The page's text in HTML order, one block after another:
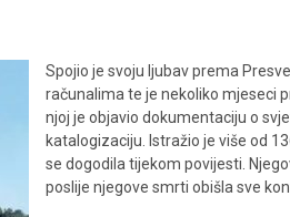
Spojio je svoju ljubav prema
računalima te je nekoliko mjeseci
njoj je objavio dokumentaciju o
katalogizaciju. Istražio je više od
se dogodila tijekom povijesti.
poslije njegove smrti obišla sve